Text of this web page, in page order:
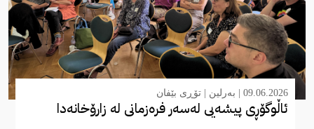
09.06.2026 | بەرلین | تۆڕی بێفان
ئاڵوگۆڕی پیشەیی لەسەر فرەزمانی لە زارۆخانەدا